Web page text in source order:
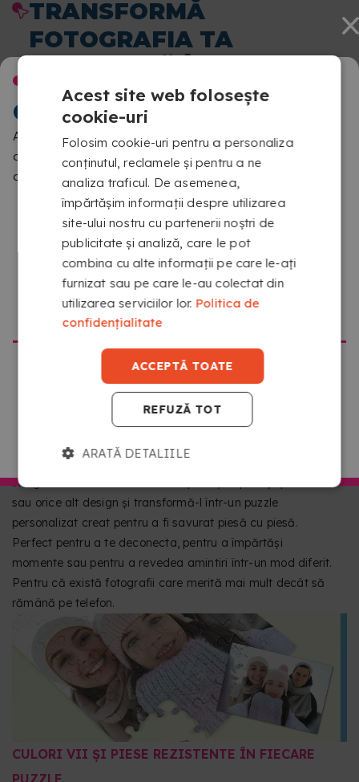
BINE AI VENIT LA
COPYKREA
Am detectat că navighezi dintr-o locație diferită de cea
aferentă acestui site. Te rugăm să confirmi ce versiune
dorești să vizitezi
MERGI LA COPYKREA USA
MERGI LA COPYKREA ROMÂNIA
TRANSFORMĂ
FOTOGRAFIA TA
PUZZLE PE CARE VEI
DORI SĂ-L ASAMBLEZI
MEREU ȘI MEREU
TRANSFORMĂ ORICE FOTOGRAFIE ÎNTR-UN
distractivă și originală. Încarcă o fotografie de familie, o
imagine cu animalul tău de companie, un peisaj special
sau orice alt design și transformă-l într-un puzzle
personalizat creat pentru a fi savurat piesă cu piesă.
Perfect pentru a te deconecta, pentru a împărtăși
momente sau pentru a revedea amintiri într-un mod diferit.
Pentru că există fotografii care merită mai mult decât să
rămână pe telefon.
CULORI VII ȘI PIESE REZISTENTE ÎN FIECARE
PUZZLE
Acest site web folosește
cookie-uri
Folosim cookie-uri pentru a personaliza
conținutul, reclamele și pentru a ne
analiza traficul. De asemenea,
împărtășim informații despre utilizarea
site-ului nostru cu partenerii noștri de
publicitate și analiză, care le pot
combina cu alte informații pe care le-ați
furnizat sau pe care le-au colectat din
utilizarea serviciilor lor. Politica de
confidențialitate
ACCEPTĂ TOATE
REFUZĂ TOT
ARATĂ DETALIILE